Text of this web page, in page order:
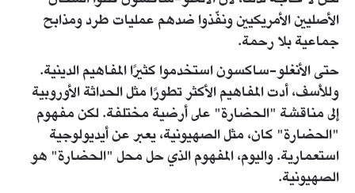
الأصليين الأمريكيين ونفّذوا ضدهم عمليات طرد ومذابح
جماعية بلا رحمة.
حتى الأنغلو-ساكسون استخدموا كثيرًا المفاهيم الدينية.
وللأسف، أدت المفاهيم الأكثر تطورًا مثل الحداثة الأوروبية
إلى مناقشة "الحضارة" على أرضية مختلفة. لكن مفهوم
"الحضارة" كان، مثل الصهيونية، يعبر عن أيديولوجية
استعمارية. واليوم، المفهوم الذي حل محل "الحضارة" هو
الصهيونية.